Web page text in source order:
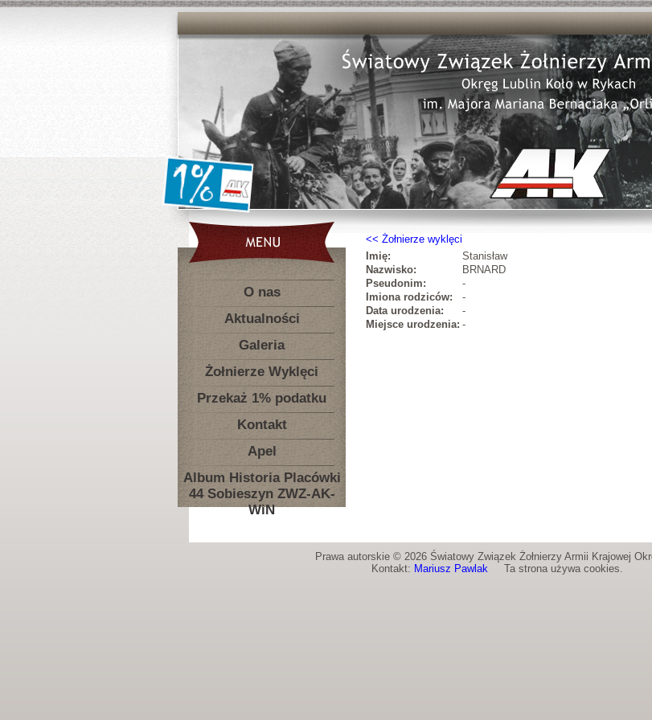
O nas
Aktualności
Galeria
Żołnierze Wyklęci
Przekaż 1% podatku
Kontakt
Apel
Album Historia Placówki
44 Sobieszyn ZWZ-AK-
WiN
Żołnierze wyklęci
Imię:
Stanisław
Nazwisko:
BRNARD
Pseudonim:
-
Imiona rodziców:
-
Data urodzenia:
-
Miejsce urodzenia: -
Prawa autorskie © 2026 Światowy Związek Żołnierzy Armii Krajowej
Kontakt: Mariusz PawlakTa strona używa cookies.